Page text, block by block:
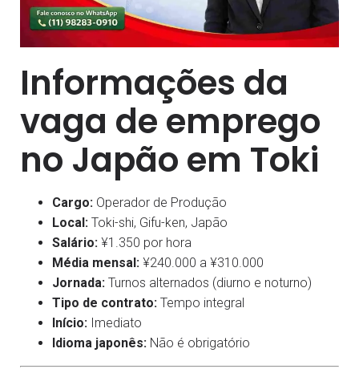
Informações da
vaga de emprego
no Japão em Toki
Cargo: Operador de Produção
Local: Toki-shi, Gifu-ken, Japão
Salário: ¥1.350 por hora
Média mensal: ¥240.000 a ¥310.000
Jornada: Turnos alternados (diurno e noturno)
Tipo de contrato: Tempo integral
Início: Imediato
Idioma japonês: Não é obrigatório